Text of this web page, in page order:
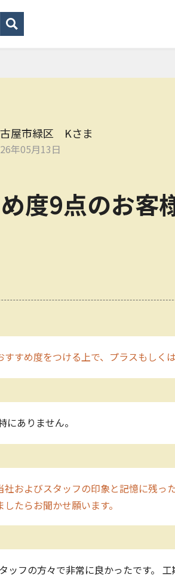
屋市緑区 Kさま
年05月13日
度9点のお客
すすめ度をつける上で、プラスもしく
にありません。
社およびスタッフの印象と記憶に残っ
したらお聞かせ願います。
ッフの方々で非常に良かったです。